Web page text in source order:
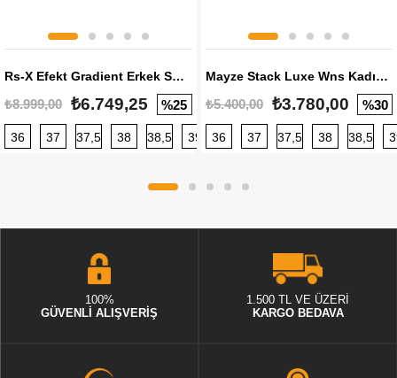
Rs-X Efekt Gradient Erkek Sneaker
₺8.999,00 ₺6.749,25 %25
36 37 37,5 38 38,5 39 40 40,5 41 42 42,5
Mayze Stack Luxe Wns Kadın Sneaker
₺5.400,00 ₺3.780,00 %30
36 37 37,5 38 38,5
100%
GÜVENLİ ALIŞVERİŞ
1.500 TL VE ÜZERİ
KARGO BEDAVA